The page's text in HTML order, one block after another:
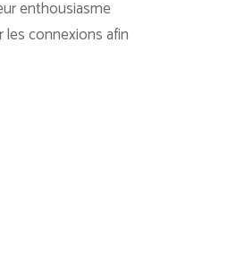
enthousiasme
les connexions afin